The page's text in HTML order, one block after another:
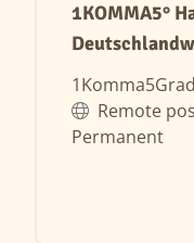
1KOMMA5°
Remote
Permanent